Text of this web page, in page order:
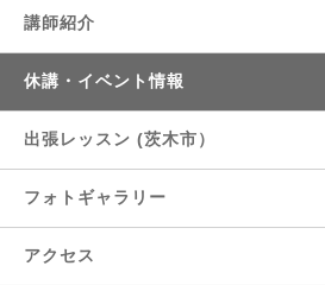
講師紹介
休講・イベント情報
出張レッスン (茨木市）
フォトギャラリー
アクセス